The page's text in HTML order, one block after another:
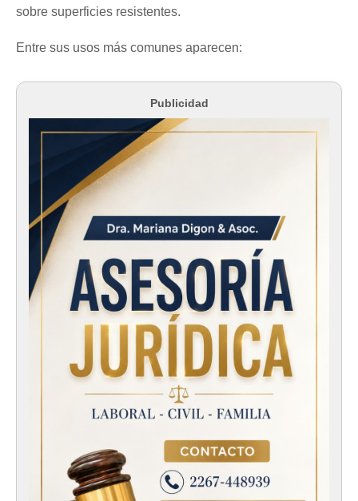
sobre superficies resistentes.
Entre sus usos más comunes aparecen:
Publicidad